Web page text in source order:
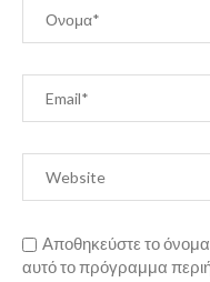
Αποθηκεύστε το
αυτό το πρόγραμμα